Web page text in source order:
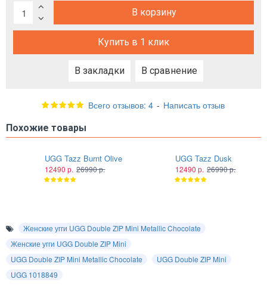
Всего отзывов: 4 - Написать отзыв
В корзину
Купить в 1 клик
В закладки В сравнение
Похожие товары
UGG Tazz Burnt Olive
12490 р. 26990 р.
UGG Tazz Dusk
12490 р. 26990 р.
Женские угги UGG Double ZIP Mini Metallic Chocolate
Женские угги UGG Double ZIP Mini
UGG Double ZIP Mini Metallic Chocolate
UGG Double ZIP Mini
UGG 1018849